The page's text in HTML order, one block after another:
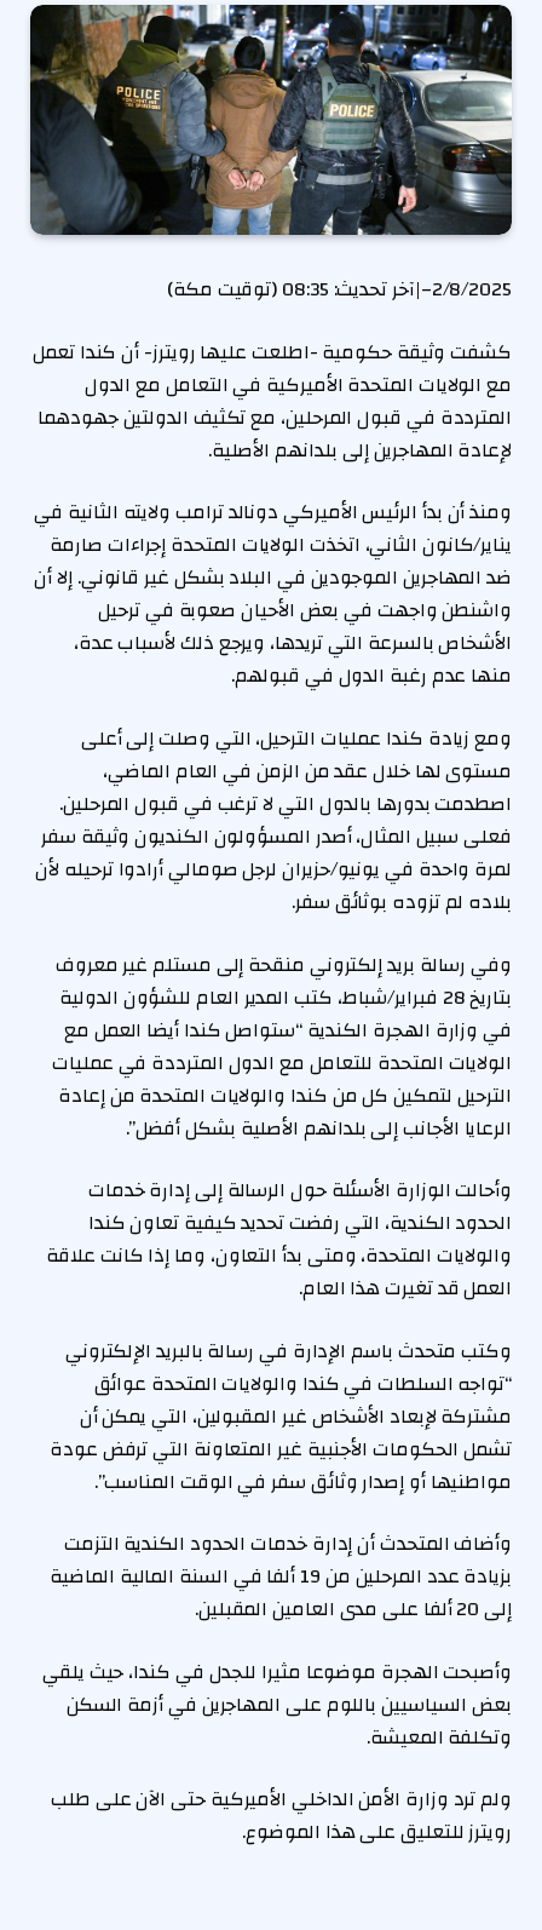
2/8/2025
–
|آخر تحديث: 08:35 (توقيت مكة)
كشفت وثيقة حكومية -اطلعت عليها رويترز- أن كندا تعمل
مع الولايات المتحدة الأميركية في التعامل مع الدول
المترددة في قبول المرحلين، مع تكثيف الدولتين جهودهما
لإعادة المهاجرين إلى بلدانهم الأصلية.
ومنذ أن بدأ الرئيس الأميركي دونالد ترامب ولايته الثانية في
يناير/كانون الثاني، اتخذت الولايات المتحدة إجراءات صارمة
ضد المهاجرين الموجودين في البلاد بشكل غير قانوني. إلا أن
واشنطن واجهت في بعض الأحيان صعوبة في ترحيل
الأشخاص بالسرعة التي تريدها، ويرجع ذلك لأسباب عدة،
منها عدم رغبة الدول في قبولهم.
ومع زيادة كندا عمليات الترحيل، التي وصلت إلى أعلى
مستوى لها خلال عقد من الزمن في العام الماضي،
اصطدمت بدورها بالدول التي لا ترغب في قبول المرحلين.
فعلى سبيل المثال، أصدر المسؤولون الكنديون وثيقة سفر
لمرة واحدة في يونيو/حزيران لرجل صومالي أرادوا ترحيله لأن
بلاده لم تزوده بوثائق سفر.
وفي رسالة بريد إلكتروني منقحة إلى مستلم غير معروف
بتاريخ 28 فبراير/شباط، كتب المدير العام للشؤون الدولية
في وزارة الهجرة الكندية “ستواصل كندا أيضا العمل مع
الولايات المتحدة للتعامل مع الدول المترددة في عمليات
الترحيل لتمكين كل من كندا والولايات المتحدة من إعادة
الرعايا الأجانب إلى بلدانهم الأصلية بشكل أفضل”.
وأحالت الوزارة الأسئلة حول الرسالة إلى إدارة خدمات
الحدود الكندية، التي رفضت تحديد كيفية تعاون كندا
والولايات المتحدة، ومتى بدأ التعاون، وما إذا كانت علاقة
العمل قد تغيرت هذا العام.
وكتب متحدث باسم الإدارة في رسالة بالبريد الإلكتروني
“تواجه السلطات في كندا والولايات المتحدة عوائق
مشتركة لإبعاد الأشخاص غير المقبولين، التي يمكن أن
تشمل الحكومات الأجنبية غير المتعاونة التي ترفض عودة
مواطنيها أو إصدار وثائق سفر في الوقت المناسب”.
وأضاف المتحدث أن إدارة خدمات الحدود الكندية التزمت
بزيادة عدد المرحلين من 19 ألفا في السنة المالية الماضية
إلى 20 ألفا على مدى العامين المقبلين.
وأصبحت الهجرة موضوعا مثيرا للجدل في كندا، حيث يلقي
بعض السياسيين باللوم على المهاجرين في أزمة السكن
وتكلفة المعيشة.
ولم ترد وزارة الأمن الداخلي الأميركية حتى الآن على طلب
رويترز للتعليق على هذا الموضوع.